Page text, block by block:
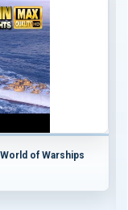
of Warships